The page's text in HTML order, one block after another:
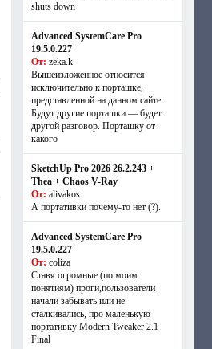
shuts down
Advanced SystemCare Pro
19.5.0.227
От: zeka.k
Вышеизложенное относится
исключительно к порташке,
представленной на данном сайте.
Будут другие порташки — будет
другой разговор. Порташку от
какого
SketchUp Pro 2026 26.2.243 +
Thea + Chaos V-Ray
От: alivakos
А портативки почему-то нет (?).
Advanced SystemCare Pro
19.5.0.227
От: coliza
Ставя огромные (по моим
понятиям) проги,пользователи
начали забывать или не
сталкивались, про маленькую
портативку Modern Tweaker 2.1
Final